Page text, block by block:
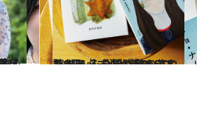
2022.1.3
読むと必ず涙が出てきてしまう 心を揺り動かされた8冊――2021年BEST5
カルチャー